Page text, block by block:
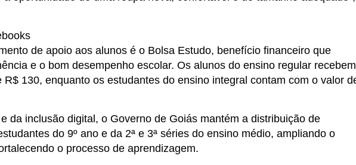
de apoio aos alunos é o Bolsa Estudo, benefício financeiro que
e o bom desempenho escolar. Os alunos do ensino regular recebem
R$ 130, enquanto os estudantes do ensino integral contam com o valor
da inclusão digital, o Governo de Goiás mantém a distribuição de
do 9º ano e da 2ª e 3ª séries do ensino médio, ampliando o
o processo de aprendizagem.